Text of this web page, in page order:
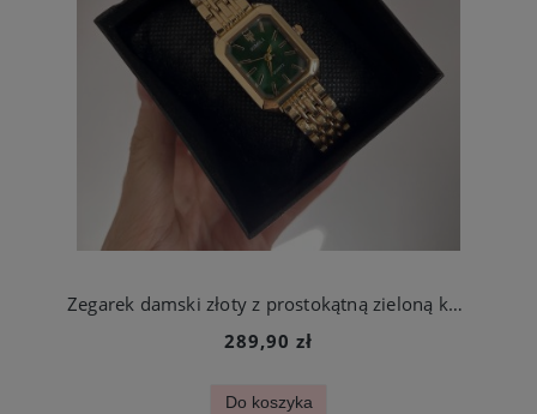
Zegarek damski złoty z prostokątną zieloną kopertą stal szlachetna
289,90 zł
Do koszyka